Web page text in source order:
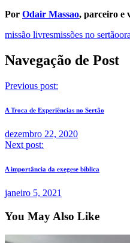
Por Odair Massao, parceiro e
missão livresmissões no sertão
Navegação de Post
Previous post:
A Troca de Experiências no Sertão
dezembro 22, 2020
Next post:
A importância da exegese bíblica
janeiro 5, 2021
You May Also Like